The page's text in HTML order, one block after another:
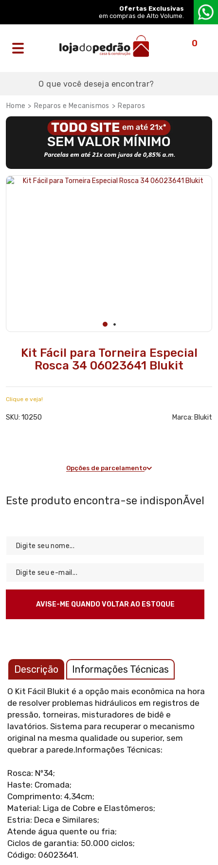
Ofertas Exclusivas
em compras de Alto Volume.
0
Reparos e Mecanismos Reparos
Kit Fácil para Torneira Especial
Rosca 34 06023641 Blukit
Clique e veja!
SKU: 10250 Marca: Blukit
Opções de parcelamento
Descrição Informações Técnicas
O Kit Fácil Blukit é a opção mais econômica na hora
de resolver problemas hidráulicos em registros de
pressão, torneiras, misturadores de bidê e
lavatórios. Sistema para recuperar o mecanismo
original na mesma qualidade ou superior, sem
quebrar a parede.Informações Técnicas:
Rosca: Nº34;
Haste: Cromada;
Comprimento: 4,34cm;
Material: Liga de Cobre e Elastômeros;
Estria: Deca e Similares;
Atende água quente ou fria;
Ciclos de garantia: 50.000 ciclos;
Código: 06023641.